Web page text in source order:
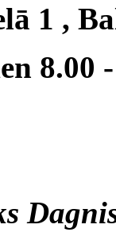
1 ,
8.00